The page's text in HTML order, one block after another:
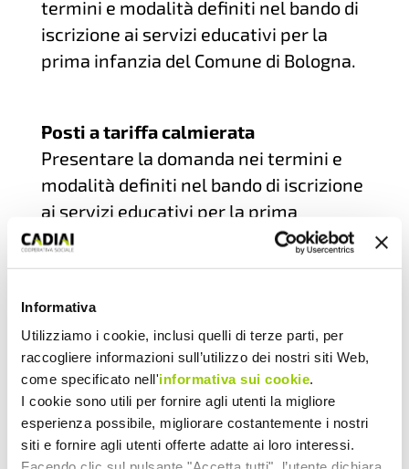
Informativa
Utilizziamo i cookie, inclusi quelli di terze parti, per
raccogliere informazioni sull’utilizzo dei nostri siti Web,
come specificato nell'informativa sui cookie.
I cookie sono utili per fornire agli utenti la migliore
esperienza possibile, migliorare costantemente i nostri
siti e fornire agli utenti offerte adatte ai loro interessi.
termini e modalità definiti nel bando di
iscrizione ai servizi educativi per la
prima infanzia del Comune di Bologna.
Posti a tariffa calmierata
Presentare la domanda nei termini e
modalità definiti nel bando di iscrizione
ai servizi educativi per la prima
infanzia del Comune di Bologna.
Telefono338 4308685
Emailgaia@karabakcinque.it